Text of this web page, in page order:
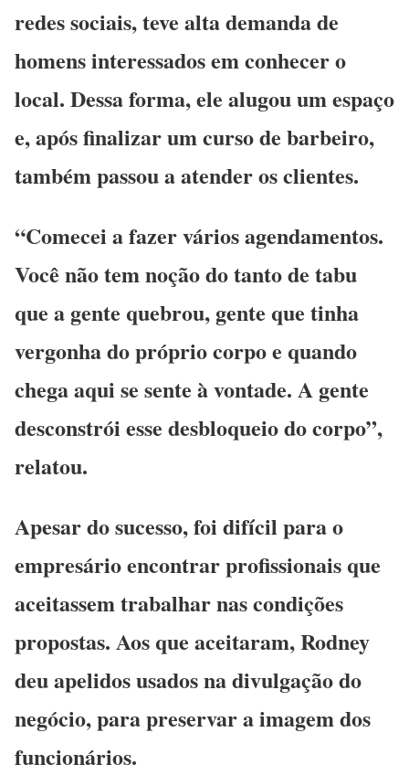
redes sociais, teve alta demanda de
homens interessados em conhecer o
local. Dessa forma, ele alugou um espaço
e, após finalizar um curso de barbeiro,
também passou a atender os clientes.
“Comecei a fazer vários agendamentos.
Você não tem noção do tanto de tabu
que a gente quebrou, gente que tinha
vergonha do próprio corpo e quando
chega aqui se sente à vontade. A gente
desconstrói esse desbloqueio do corpo”,
relatou.
Apesar do sucesso, foi difícil para o
empresário encontrar profissionais que
aceitassem trabalhar nas condições
propostas. Aos que aceitaram, Rodney
deu apelidos usados na divulgação do
negócio, para preservar a imagem dos
funcionários.